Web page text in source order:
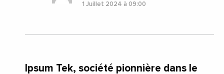
1 Juillet 2024 à 09:00
Ipsum Tek, société pionnière dans le